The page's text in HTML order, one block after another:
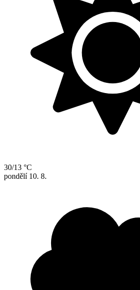
30/13 °C
pondělí 10. 8.